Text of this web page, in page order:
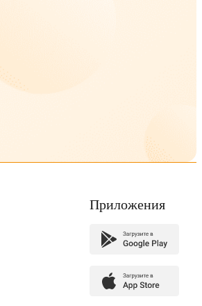
Приложения